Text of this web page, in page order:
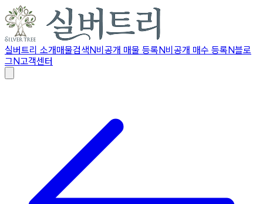
실버트리 소개매물검색N비공개 매물 등록N비공개 매수 등록N블로
그N고객센터